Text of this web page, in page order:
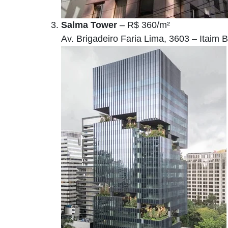
Salma Tower – R$ 360/m²
Av. Brigadeiro Faria Lima, 3603 – Itaim